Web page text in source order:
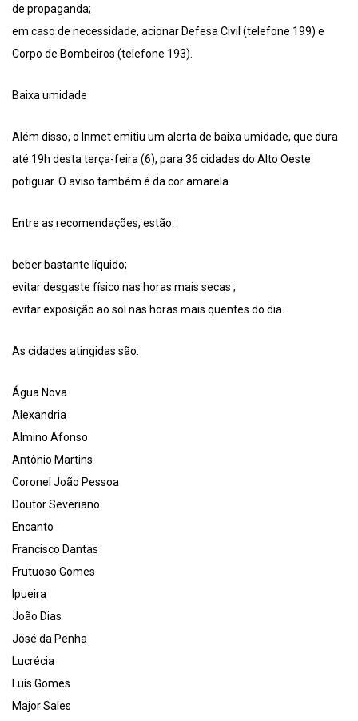
de propaganda;
em caso de necessidade, acionar Defesa Civil (telefone 199) e
Corpo de Bombeiros (telefone 193).
Baixa umidade
Além disso, o Inmet emitiu um alerta de baixa umidade, que dura
até 19h desta terça-feira (6), para 36 cidades do Alto Oeste
potiguar. O aviso também é da cor amarela.
Entre as recomendações, estão:
beber bastante líquido;
evitar desgaste físico nas horas mais secas ;
evitar exposição ao sol nas horas mais quentes do dia.
As cidades atingidas são:
Água Nova
Alexandria
Almino Afonso
Antônio Martins
Coronel João Pessoa
Doutor Severiano
Encanto
Francisco Dantas
Frutuoso Gomes
Ipueira
João Dias
José da Penha
Lucrécia
Luís Gomes
Major Sales